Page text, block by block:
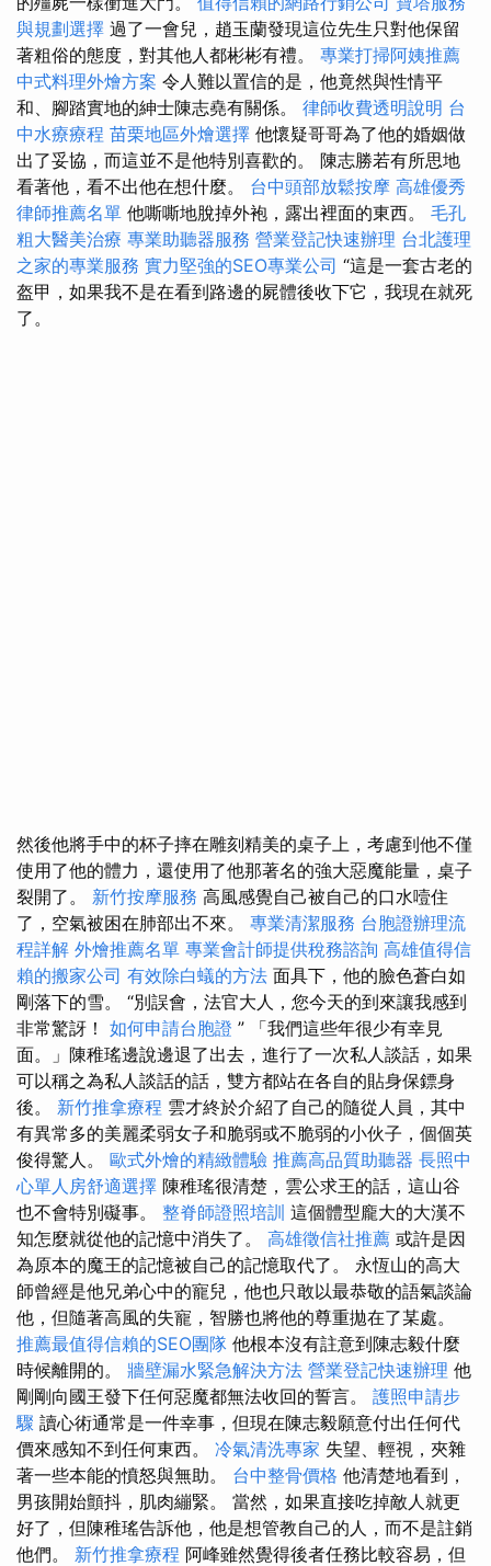
與規劃選擇 過了一會兒，趙玉蘭發現這位先生只對他保留
著粗俗的態度，對其他人都彬彬有禮。 專業打掃阿姨推薦
中式料理外燴方案 令人難以置信的是，他竟然與性情平
和、腳踏實地的紳士陳志堯有關係。 律師收費透明說明 台
中水療療程 苗栗地區外燴選擇 他懷疑哥哥為了他的婚姻做
出了妥協，而這並不是他特別喜歡的。 陳志勝若有所思地
看著他，看不出他在想什麼。 台中頭部放鬆按摩 高雄優秀
律師推薦名單 他嘶嘶地脫掉外袍，露出裡面的東西。 毛孔
粗大醫美治療 專業助聽器服務 營業登記快速辦理 台北護理
之家的專業服務 實力堅強的SEO專業公司 “這是一套古老的
盔甲，如果我不是在看到路邊的屍體後收下它，我現在就死
了。
然後他將手中的杯子摔在雕刻精美的桌子上，考慮到他不僅
使用了他的體力，還使用了他那著名的強大惡魔能量，桌子
裂開了。 新竹按摩服務 高風感覺自己被自己的口水噎住
了，空氣被困在肺部出不來。 專業清潔服務 台胞證辦理流
程詳解 外燴推薦名單 專業會計師提供稅務諮詢 高雄值得信
賴的搬家公司 有效除白蟻的方法 面具下，他的臉色蒼白如
剛落下的雪。 “別誤會，法官大人，您今天的到來讓我感到
非常驚訝！ 如何申請台胞證 ” 「我們這些年很少有幸見
面。」陳稚瑤邊說邊退了出去，進行了一次私人談話，如果
可以稱之為私人談話的話，雙方都站在各自的貼身保鏢身
後。 新竹推拿療程 雲才終於介紹了自己的隨從人員，其中
有異常多的美麗柔弱女子和脆弱或不脆弱的小伙子，個個英
俊得驚人。 歐式外燴的精緻體驗 推薦高品質助聽器 長照中
心單人房舒適選擇 陳稚瑤很清楚，雲公求王的話，這山谷
也不會特別礙事。 整脊師證照培訓 這個體型龐大的大漢不
知怎麼就從他的記憶中消失了。 高雄徵信社推薦 或許是因
為原本的魔王的記憶被自己的記憶取代了。 永恆山的高大
師曾經是他兄弟心中的寵兒，他也只敢以最恭敬的語氣談論
他，但隨著高風的失寵，智勝也將他的尊重拋在了某處。
推薦最值得信賴的SEO團隊 他根本沒有註意到陳志毅什麼
時候離開的。 牆壁漏水緊急解決方法 營業登記快速辦理 他
剛剛向國王發下任何惡魔都無法收回的誓言。 護照申請步
驟 讀心術通常是一件幸事，但現在陳志毅願意付出任何代
價來感知不到任何東西。 冷氣清洗專家 失望、輕視，夾雜
著一些本能的憤怒與無助。 台中整骨價格 他清楚地看到，
男孩開始顫抖，肌肉繃緊。 當然，如果直接吃掉敵人就更
好了，但陳稚瑤告訴他，他是想管教自己的人，而不是註銷
他們。 新竹推拿療程 阿峰雖然覺得後者任務比較容易，但